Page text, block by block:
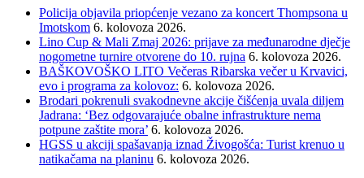
Policija objavila priopćenje vezano za koncert Thompsona u
Imotskom 6. kolovoza 2026.
Lino Cup & Mali Zmaj 2026: prijave za međunarodne dječje
nogometne turnire otvorene do 10. rujna 6. kolovoza 2026.
BAŠKOVOŠKO LITO Večeras Ribarska večer u Krvavici,
evo i programa za kolovoz: 6. kolovoza 2026.
Brodari pokrenuli svakodnevne akcije čišćenja uvala diljem
Jadrana: ‘Bez odgovarajuće obalne infrastrukture nema
potpune zaštite mora’ 6. kolovoza 2026.
HGSS u akciji spašavanja iznad Živogošća: Turist krenuo u
natikačama na planinu 6. kolovoza 2026.